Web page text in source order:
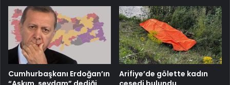
Cumhurbaşkanı Erdoğan’ın
Arifiye’de gölette kadın